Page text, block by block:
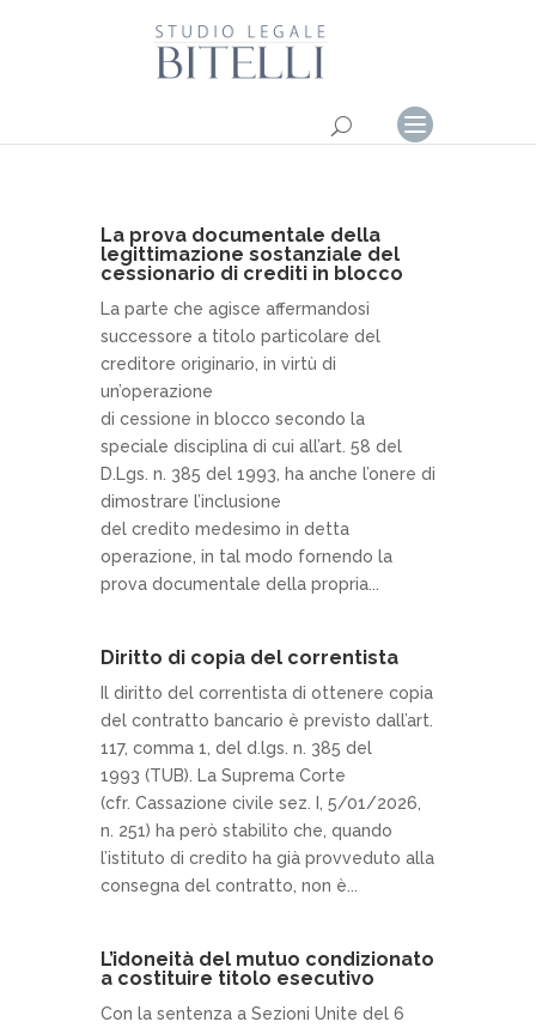
La prova documentale della
legittimazione sostanziale del
cessionario di crediti in blocco
La parte che agisce affermandosi
successore a titolo particolare del
creditore originario, in virtù di
un’operazione
di cessione in blocco secondo la
speciale disciplina di cui all’art. 58 del
D.Lgs. n. 385 del 1993, ha anche l’onere di
dimostrare l’inclusione
del credito medesimo in detta
operazione, in tal modo fornendo la
prova documentale della propria...
Diritto di copia del correntista
Il diritto del correntista di ottenere copia
del contratto bancario è previsto dall’art.
117, comma 1, del d.lgs. n. 385 del
1993 (TUB). La Suprema Corte
(cfr. Cassazione civile sez. I, 5/01/2026,
n. 251) ha però stabilito che, quando
l’istituto di credito ha già provveduto alla
consegna del contratto, non è...
L’idoneità del mutuo condizionato
a costituire titolo esecutivo
Con la sentenza a Sezioni Unite del 6